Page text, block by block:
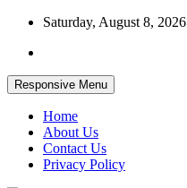
Skip
content
Saturday, August 8, 2026
Responsive Menu
Home
About Us
Contact Us
Privacy Policy